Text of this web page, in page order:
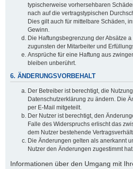
typischerweise vorhersehbaren
nach auf die vertragstypischen
Dies gilt auch für mittelbare Schäden,
Gewinn.
Die Haftungsbegrenzung der Absätze
zugunsten der Mitarbeiter und
Ansprüche für eine Haftung aus
bleiben unberührt.
6. ÄNDERUNGSVORBEHALT
Der Betreiber ist berechtigt, die
Datenschutzerklärung zu ändern. Die
per E-Mail mitgeteilt.
Der Nutzer ist berechtigt, den
Falle des Widerspruchs erlischt das
dem Nutzer bestehende
Die Änderungen gelten als anerkannt
Nutzer den Änderungen zugestimmt
Informationen über den Umgang mit